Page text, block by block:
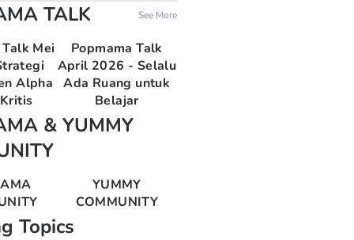
TALK See More
Mei
Alpha
Popmama Talk
April 2026 - Selalu
Ada Ruang untuk
Belajar
& YUMMY
YUMMY
COMMUNITY
Topics